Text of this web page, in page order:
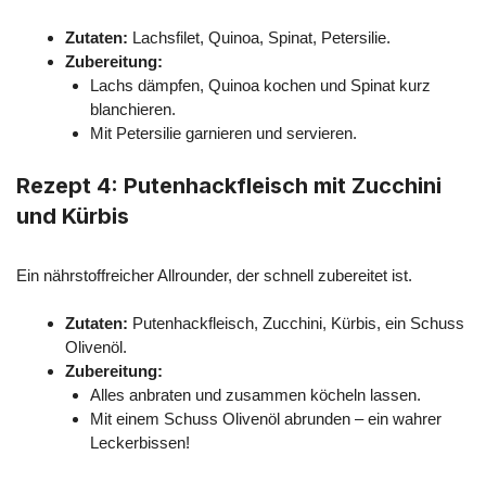
Zutaten: Lachsfilet, Quinoa, Spinat, Petersilie.
Zubereitung:
Lachs dämpfen, Quinoa kochen und Spinat kurz
blanchieren.
Mit Petersilie garnieren und servieren.
Rezept 4: Putenhackfleisch mit Zucchini
und Kürbis
Ein nährstoffreicher Allrounder, der schnell zubereitet ist.
Zutaten: Putenhackfleisch, Zucchini, Kürbis, ein Schuss
Olivenöl.
Zubereitung:
Alles anbraten und zusammen köcheln lassen.
Mit einem Schuss Olivenöl abrunden – ein wahrer
Leckerbissen!